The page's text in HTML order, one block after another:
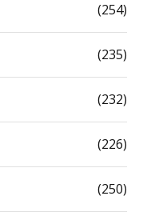
(254)
(235)
(232)
(226)
(250)